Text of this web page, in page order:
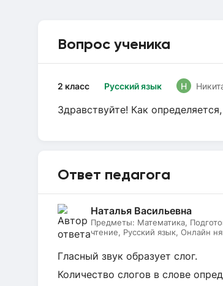
Вопрос ученика
Русский язык
2 класс Н
Здравствуйте! Как
Ответ педагога
Наталья Васильевна
Предметы: Математика,
чтение, Русский язык, Онлайн
Гласный звук образует слог.
Количество слогов в слове